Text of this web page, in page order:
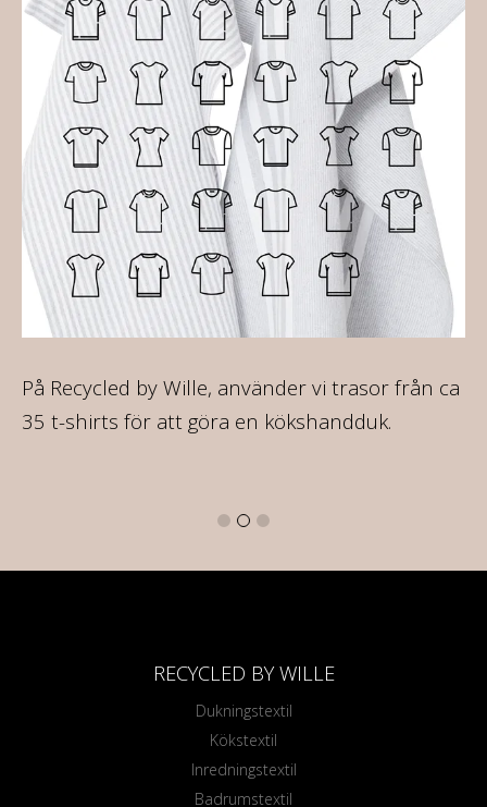
På Recycled by Wille, använder vi trasor från ca
35 t-shirts för att göra en kökshandduk.
RECYCLED BY WILLE
Dukningstextil
Kökstextil
Inredningstextil
Badrumstextil